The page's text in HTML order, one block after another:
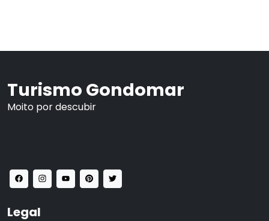
Turismo Gondomar
Moito por descubir
Legal